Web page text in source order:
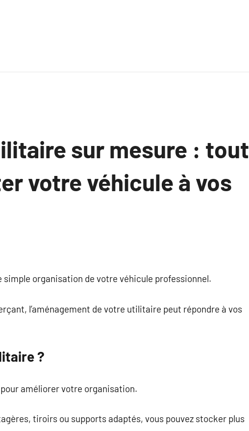
sur mesure : tout
votre véhicule à vos
simple organisation de votre véhicule professionnel.
l’aménagement de votre utilitaire peut répondre à vos
?
améliorer votre organisation.
tiroirs ou supports adaptés, vous pouvez stocker plus